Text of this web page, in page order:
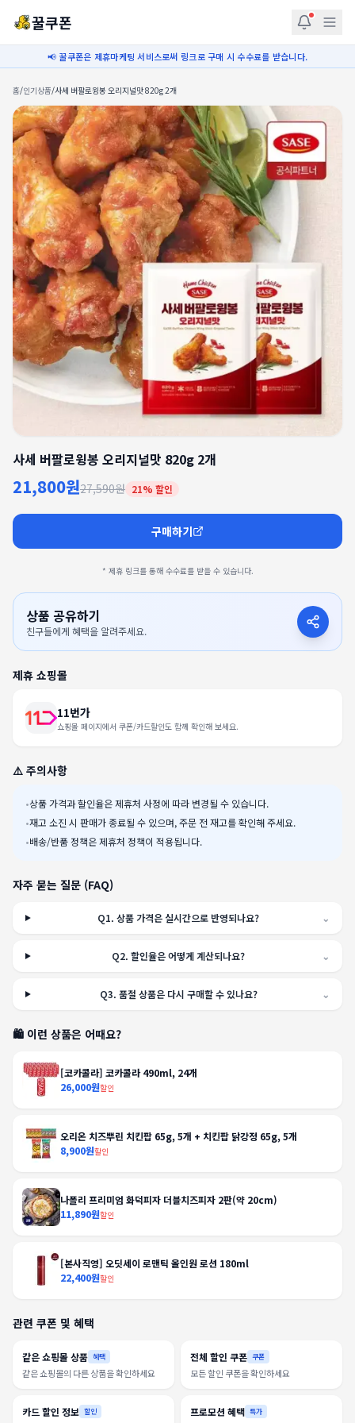
꿀쿠폰
📢 꿀쿠폰은 제휴마케팅 서비스로써 링크로 구매 시 수수료를 받습니다.
홈/인기상품/사세 버팔로윙봉 오리지널맛 820g 2개
사세 버팔로윙봉 오리지널맛 820g 2개
21,800원27,590원 21% 할인
구매하기
* 제휴 링크를 통해 수수료를 받을 수 있습니다.
상품 공유하기
친구들에게 혜택을 알려주세요.
제휴 쇼핑몰
11번가
쇼핑몰 페이지에서 쿠폰/카드할인도 함께 확인해 보세요.
⚠️ 주의사항
•상품 가격과 할인율은 제휴처 사정에 따라 변경될 수 있습니다.
•재고 소진 시 판매가 종료될 수 있으며, 주문 전 재고를 확인해 주세요.
•배송/반품 정책은 제휴처 정책이 적용됩니다.
자주 묻는 질문 (FAQ)
Q1.상품 가격은 실시간으로 반영되나요? ⌄
Q2.할인율은 어떻게 계산되나요? ⌄
Q3. 품절 상품은 다시 구매할 수 있나요? ⌄
🛍️ 이런 상품은 어때요?
[코카콜라] 코카콜라 490ml, 24개
26,000원할인
오리온 치즈뿌린 치킨팝 65g, 5개 + 치킨팝 닭강정 65g, 5개
8,900원할인
나폴리 프리미엄 화덕피자 더블치즈피자 2판(약 20cm)
11,890원할인
[본사직영] 오딧세이 로맨틱 올인원 로션 180ml
22,400원할인
관련 쿠폰 및 혜택
같은 쇼핑몰 상품 혜택
같은 쇼핑몰의 다른 상품을 확인하세요
전체 할인 쿠폰 쿠폰
모든 할인 쿠폰을 확인하세요
카드 할인 정보 할인 프로모션 혜택 특가